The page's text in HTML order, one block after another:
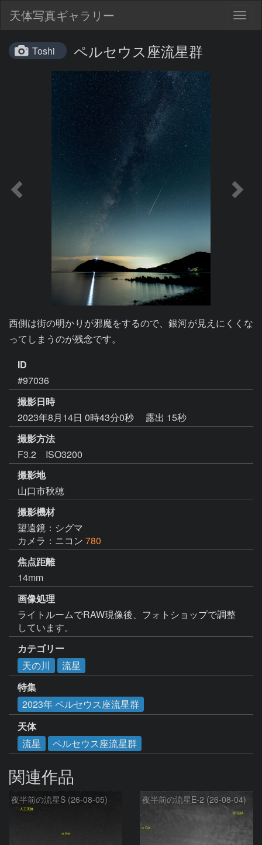
天体写真ギャラリー
Toshi ペルセウス座流星群
西側は街の明かりが邪魔をするので、銀河が見えにくくな
ってしまうのが残念です。
ID
#97036
撮影日時
2023年8月14日 0時43分0秒
露出 15秒
撮影方法
F3.2 ISO3200
撮影地
山口市秋穂
撮影機材
望遠鏡：シグマ
カメラ：ニコン 780
焦点距離
14mm
画像処理
ライトルームでRAW現像後、フォトショップで調整
カテゴリー
天の川
流星
特集
2023年 ペルセウス座流星群
天体
流星
ペルセウス座流星群
関連作品
夜半前の流星S (26-08-05) 夜半前の流星E-2 (26-08-04)